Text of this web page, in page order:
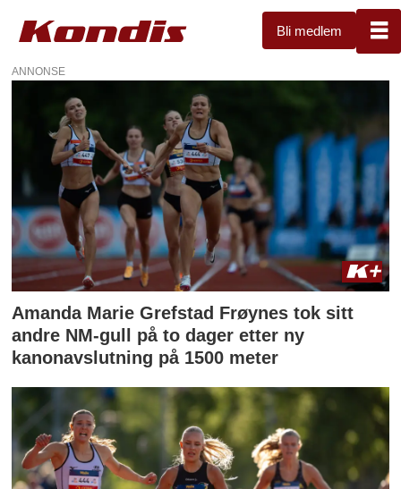
Bli medlem
Tag:
amanda
marie
grefstad
frøynes
ANNONSE
Amanda Marie Grefstad Frøynes tok sitt
andre NM-gull på to dager etter ny
kanonavslutning på 1500 meter